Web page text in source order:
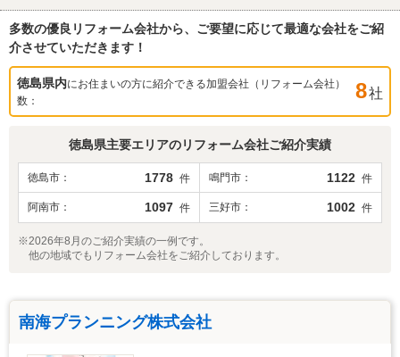
多数の優良リフォーム会社から、ご要望に応じて最適な会社をご紹
介させていただきます！
徳島県内にお住まいの方に紹介できる加盟会社（リフォーム会社）
数：
8社
徳島県主要エリアのリフォーム会社ご紹介実績
徳島市 1778 件 鳴門市 1122 件
阿南市 1097 件 三好市 1002 件
※2026年8月のご紹介実績の一例です。
他の地域でもリフォーム会社をご紹介しております。
南海プランニング株式会社